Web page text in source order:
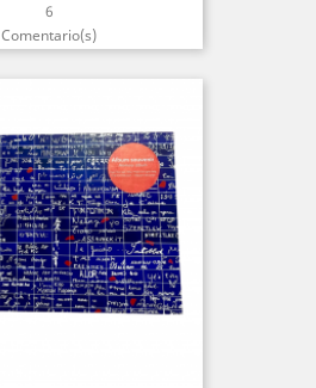
6
Comentario(s)